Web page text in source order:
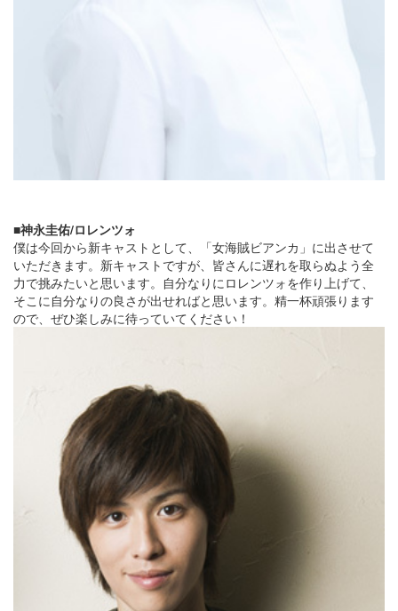
■神永圭佑/ロレンツォ
僕は今回から新キャストとして、「女海賊ビアンカ」に出させて
いただきます。新キャストですが、皆さんに遅れを取らぬよう全
力で挑みたいと思います。自分なりにロレンツォを作り上げて、
そこに自分なりの良さが出せればと思います。精一杯頑張ります
ので、ぜひ楽しみに待っていてください！